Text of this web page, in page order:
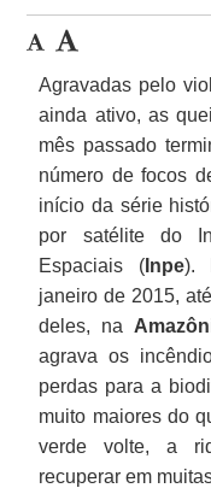
Agravadas pelo
ainda ativo, as
mês passado
número de focos
início da série
por satélite do
Espaciais (Inpe).
janeiro de 2015,
deles, na
agrava os
perdas para a
muito maiores do
verde volte, a
recuperar em